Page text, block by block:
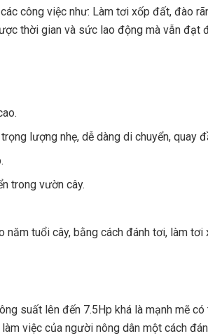
công việc như: Làm tơi xốp đất, đào
thời gian và sức lao động mà vẫn đạt
lượng nhẹ, dễ dàng di chuyển, quay
trong vườn cây.
năm tuổi cây, bằng cách đánh tơi, làm tơi
suất lên đến 7.5Hp khá là mạnh mẽ
việc của người nông dân một cách